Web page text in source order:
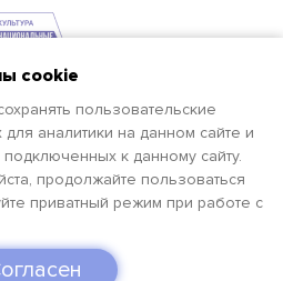
cookie
пользовательские
аналитики на данном сайте и
подключенных к данному сайту.
продолжайте пользоваться
приватный режим при работе с